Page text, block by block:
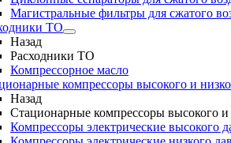
Магистральные фильтры для сжатого
ТО
Назад
Расходники ТО
Компрессорное масло
компрессоры высокого и
Назад
Стационарные компрессоры высокого и
Компрессоры электрические высокого